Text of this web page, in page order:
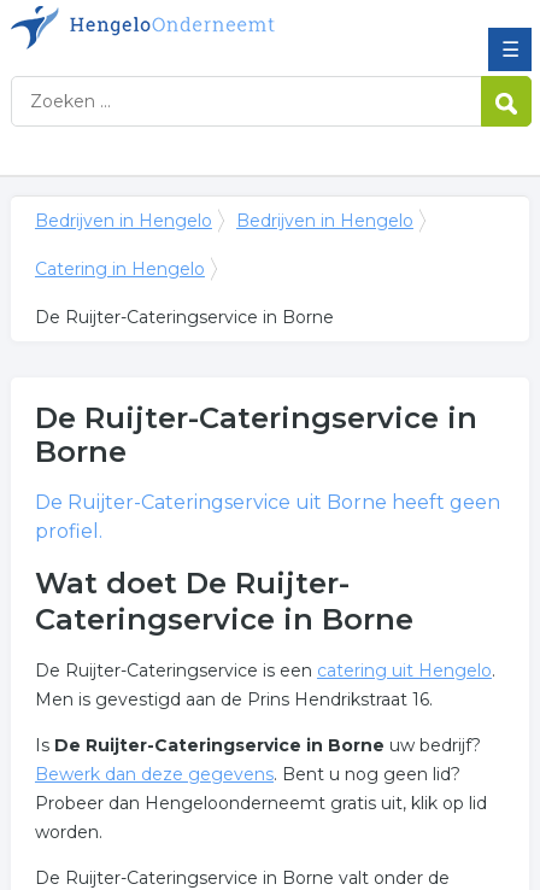
☰
Bedrijven in Hengelo Bedrijven in Hengelo
Catering in Hengelo
De Ruijter-Cateringservice in Borne
De Ruijter-Cateringservice in
Borne
De Ruijter-Cateringservice uit Borne heeft geen
profiel.
Wat doet De Ruijter-
Cateringservice in Borne
De Ruijter-Cateringservice is een catering uit Hengelo.
Men is gevestigd aan de Prins Hendrikstraat 16.
Is De Ruijter-Cateringservice in Borne uw bedrijf?
Bewerk dan deze gegevens. Bent u nog geen lid?
Probeer dan Hengeloonderneemt gratis uit, klik op lid
worden.
De Ruijter-Cateringservice in Borne valt onder de